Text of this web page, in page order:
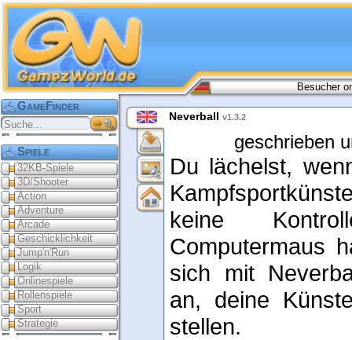
Besucher
GameFinder
Spiele
32KB-Spiele
3D/Shooter
Action
Adventure
Arcade
Geschicklichkeit
Jump'n'Run
Logik
Onlinespiele
Rollenspiele
Sport
Strategie
Neverball v1.3.2
geschrieben
Du lächelst,
keine
Computermaus
sich mit
an, deine
stellen.